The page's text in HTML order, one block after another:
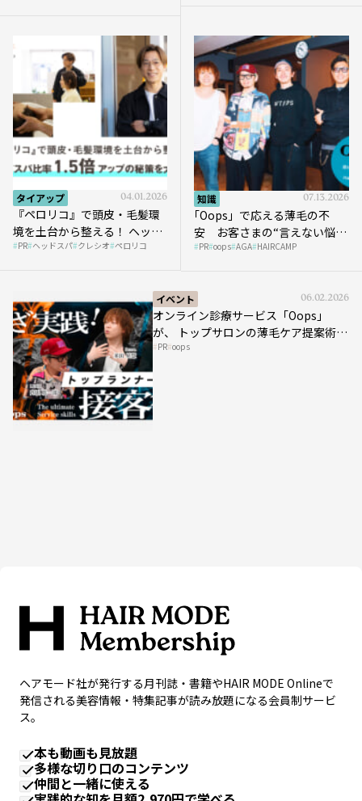
タイアップ 04.01.2026
『ペロリコ』で頭皮・毛髪環
境を土台から整える！ ヘッド
スパ比率1.5倍アップの秘策を
PR ヘッドスパ クレシオ ペロリコ
知識 07.13.2026
｢Oops」で応える薄毛の不
安 お客さまの“言えない悩
み”にどう向き合う？ ＃01
PR oops AGA HAIRCAMP
イベント 06.02.2026
オンライン診療サービス「Oops」
が、 トップサロンの薄毛ケア提案術を
HAIRCAMPで公開！
PR oops
ヘアモード社が発行する月刊誌・書籍やHAIR MODE Onlineで
発信される美容情報・特集記事が読み放題になる会員制サービ
ス。
本も動画も見放題
多様な切り口のコンテンツ
仲間と一緒に使える